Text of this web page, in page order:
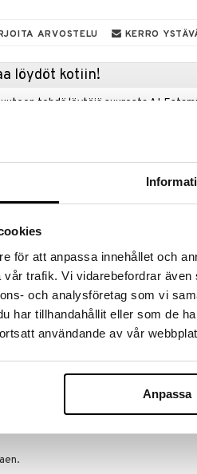
för att anpassa innehållet och
trafik. Vi vidarebefordrar
och analysföretag som vi
har tillhandahållit eller som de
användande av vår
Anpassa
ARVOSTELU KERRO
löydöt kotiin!
tehdä löytöjä suuresta
voivat päästä loppumaan!
ale-löydöt »
elefantin muodossa tulee nopeasti
plyysistä ja seisoo tukevasti
kahvat.
selkänoja ja turvavyö, jotka tarjoavat
jotka haluavat keinua turvallisella ja
syntymäpäiville, joululahjaksi tai
sekä hauskaa leikkiä että auttaa lasta